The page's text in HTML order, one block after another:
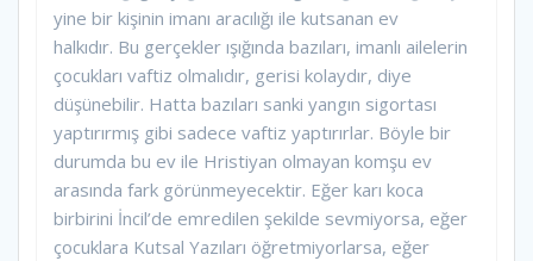
yine bir kişinin imanı aracılığı ile kutsanan ev
halkıdır. Bu gerçekler ışığında bazıları, imanlı ailelerin
çocukları vaftiz olmalıdır, gerisi kolaydır, diye
düşünebilir. Hatta bazıları sanki yangın sigortası
yaptırırmış gibi sadece vaftiz yaptırırlar. Böyle bir
durumda bu ev ile Hristiyan olmayan komşu ev
arasında fark görünmeyecektir. Eğer karı koca
birbirini İncil’de emredilen şekilde sevmiyorsa, eğer
çocuklara Kutsal Yazıları öğretmiyorlarsa, eğer